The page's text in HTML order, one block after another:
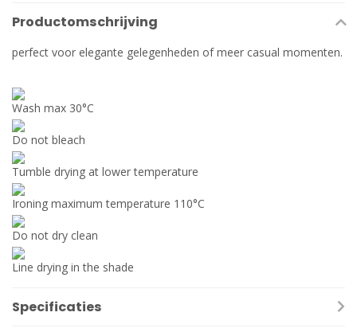
Productomschrijving
perfect voor elegante gelegenheden of meer casual momenten.
Wash max 30°C
Do not bleach
Tumble drying at lower temperature
Ironing maximum temperature 110°C
Do not dry clean
Line drying in the shade
Specificaties